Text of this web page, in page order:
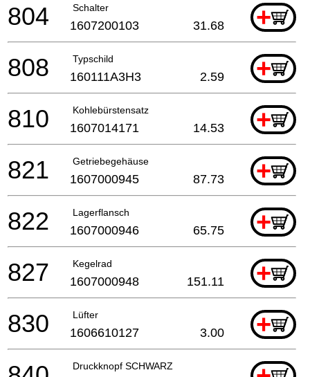
Schalter +
804 1607200103 31.68
Typschild +
808 160111A3H3 2.59
Kohlebürstensatz +
810 1607014171 14.53
Getriebegehäuse +
821 1607000945 87.73
Lagerflansch +
822 1607000946 65.75
Kegelrad +
827 1607000948 151.11
Lüfter +
830 1606610127 3.00
Druckknopf SCHWARZ